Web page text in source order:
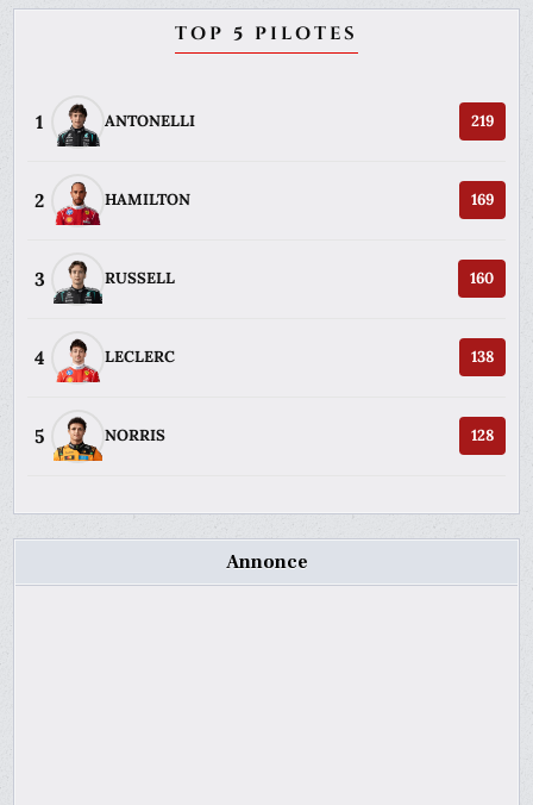
TOP 5 PILOTES
1 ANTONELLI 219
2 HAMILTON 169
3 RUSSELL 160
4 LECLERC 138
5 NORRIS 128
Annonce